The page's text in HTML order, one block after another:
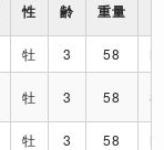
性 齢 重量
牡 3 58
牡 3 58 S
牡 3 58